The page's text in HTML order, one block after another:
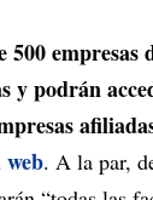
500 empresas
y podrán
. A la par,